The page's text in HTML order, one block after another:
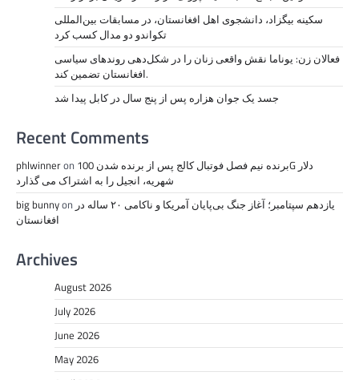
سکینه بیگزاد، دانشجوی اهل افغانستان، در مسابقات بین‌المللی
تکواندو دو مدال کسب کرد
فعالان زن: یوناما نقش واقعی زنان را در شکل‌دهی روندهای سیاسی
افغانستان تضمین کند.
جسد یک جوان هزاره پس از پنج سال در کابل پیدا شد
Recent Comments
phlwinneron برنده نیم فصل فوتبال کالج پس از برنده شدن 100G دلار
شهریه، انجیل را به اشتراک می گذارد
big bunnyon یازدهم سپتامبر؛ آغاز جنگ بی‌پایان آمریکا و ناکامی ۲۰ ساله در
افغانستان
Archives
August 2026
July 2026
June 2026
May 2026